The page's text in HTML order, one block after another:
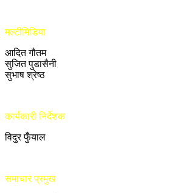
मल्टीमिडिया
आदित गौतम
सुजित पुडासैनी
सुभाष श्रेष्ठ
कार्यकारी निर्देशक
विदुर फुँयाल
समाचार प्रमुख